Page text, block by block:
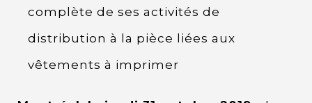
complète de ses activités de
distribution à la pièce liées aux
vêtements à imprimer